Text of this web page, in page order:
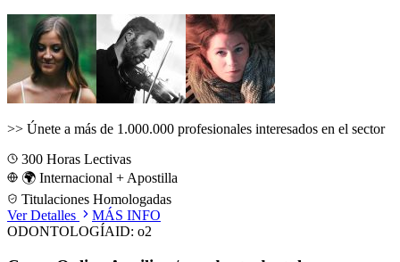
>> Únete a más de 1.000.000 profesionales interesados en el sector
300 Horas Lectivas
🌍 Internacional + Apostilla
Titulaciones Homologadas
Ver Detalles
MÁS INFO
ODONTOLOGÍAID: o2